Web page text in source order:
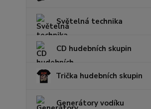
Světelná technika
CD hudebních skupin
Trička hudebních skupin
Generátory vodíku